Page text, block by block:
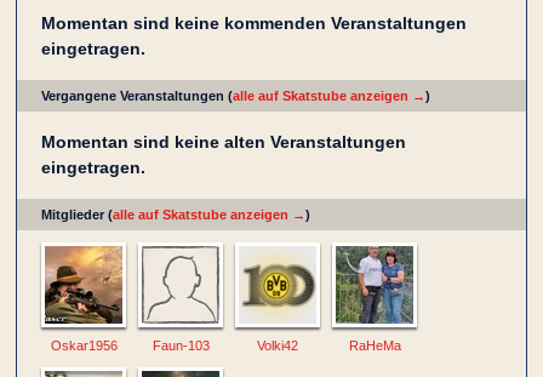
Momentan sind keine kommenden Veranstaltungen
eingetragen.
Vergangene Veranstaltungen (alle auf Skatstube anzeigen →)
Momentan sind keine alten Veranstaltungen
eingetragen.
Mitglieder (alle auf Skatstube anzeigen →)
Oskar1956 Faun-103 Volki42 RaHeMa